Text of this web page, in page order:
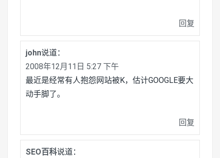
回复
john说道：
2008年12月11日 5:27 下午
最近是经常有人抱怨网站被K，估计GOOGLE要大
动手脚了。
回复
SEO百科说道：